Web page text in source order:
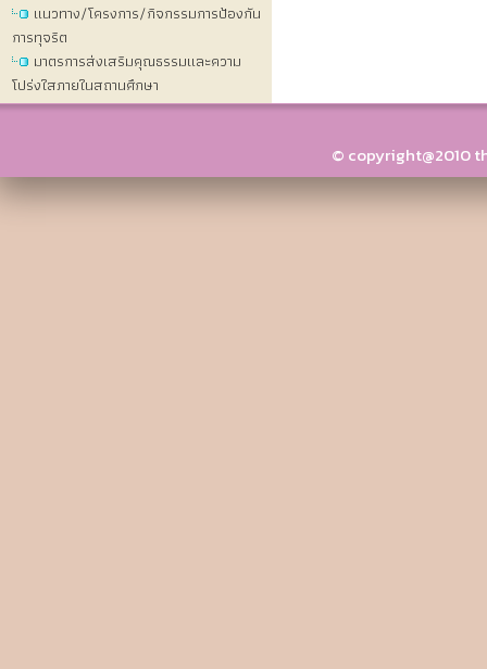
แนวทาง/โครงการ/กิจกรรมการป้องกัน
การทุจริต
มาตรการส่งเสริมคุณธรรมและความ
โปร่งใสภายในสถานศึกษา
© copyright@2010